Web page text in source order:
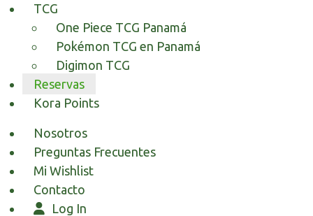
TCG
One Piece TCG Panamá
Pokémon TCG en Panamá
Digimon TCG
Reservas
Kora Points
Nosotros
Preguntas Frecuentes
Mi Wishlist
Contacto
Log In